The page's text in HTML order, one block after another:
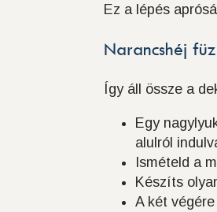
Ez a lépés
Narancshéj
Így áll össze a
Egy
alulról
Ismételd a
Készíts
A két végére